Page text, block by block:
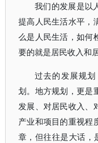
我们的发展是以
提高人民生活水平，
么是人民生活，如何
要的就是居民收入和
过去的发展规
划。地方规划，更是
发展、对居民收入、
产业和项目的重视程
章，但往往是大话，